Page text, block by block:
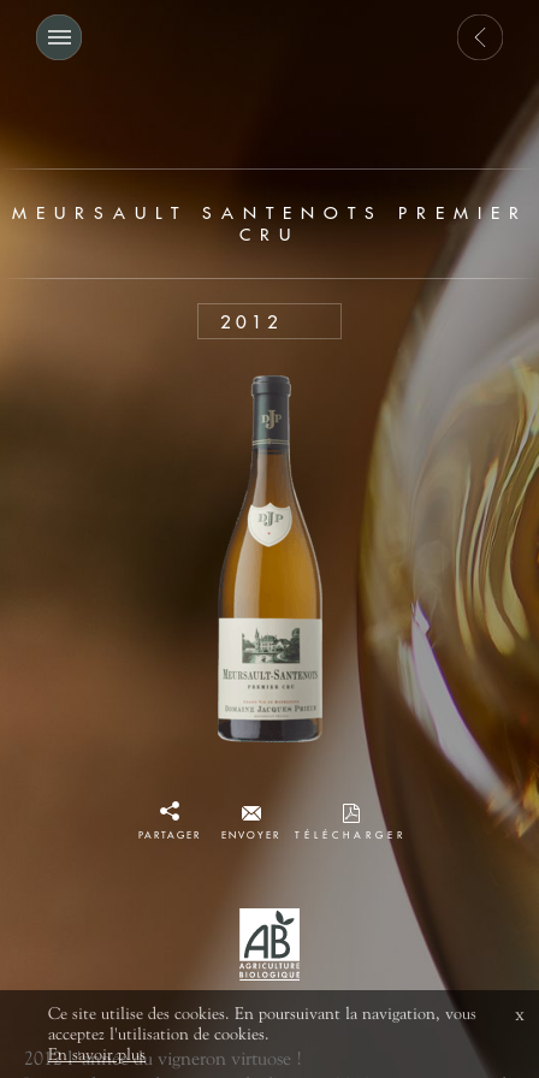
MEURSAULT SANTENOTS PREMIER
CRU
2012
PARTAGER ENVOYER TÉLÉCHARGER
2012 l 'année du vigneron virtuose !
Ce site utilise des cookies. En poursuivant la navigation, vous
acceptez l'utilisation de cookies.
En savoir plus
x